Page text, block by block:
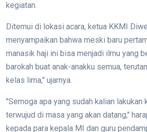
kegiatan.
Ditemui di lokasi acara, ketua KKMI
menyampaikan bahwa meski baru
manasik haji ini bisa menjadi ilmu yang
barokah buat anak-anakku semua,
kelas lima," ujarnya.
"Semoga apa yang sudah kalian
terwujud di masa yang akan datang,"
kepada para kepala MI dan guru